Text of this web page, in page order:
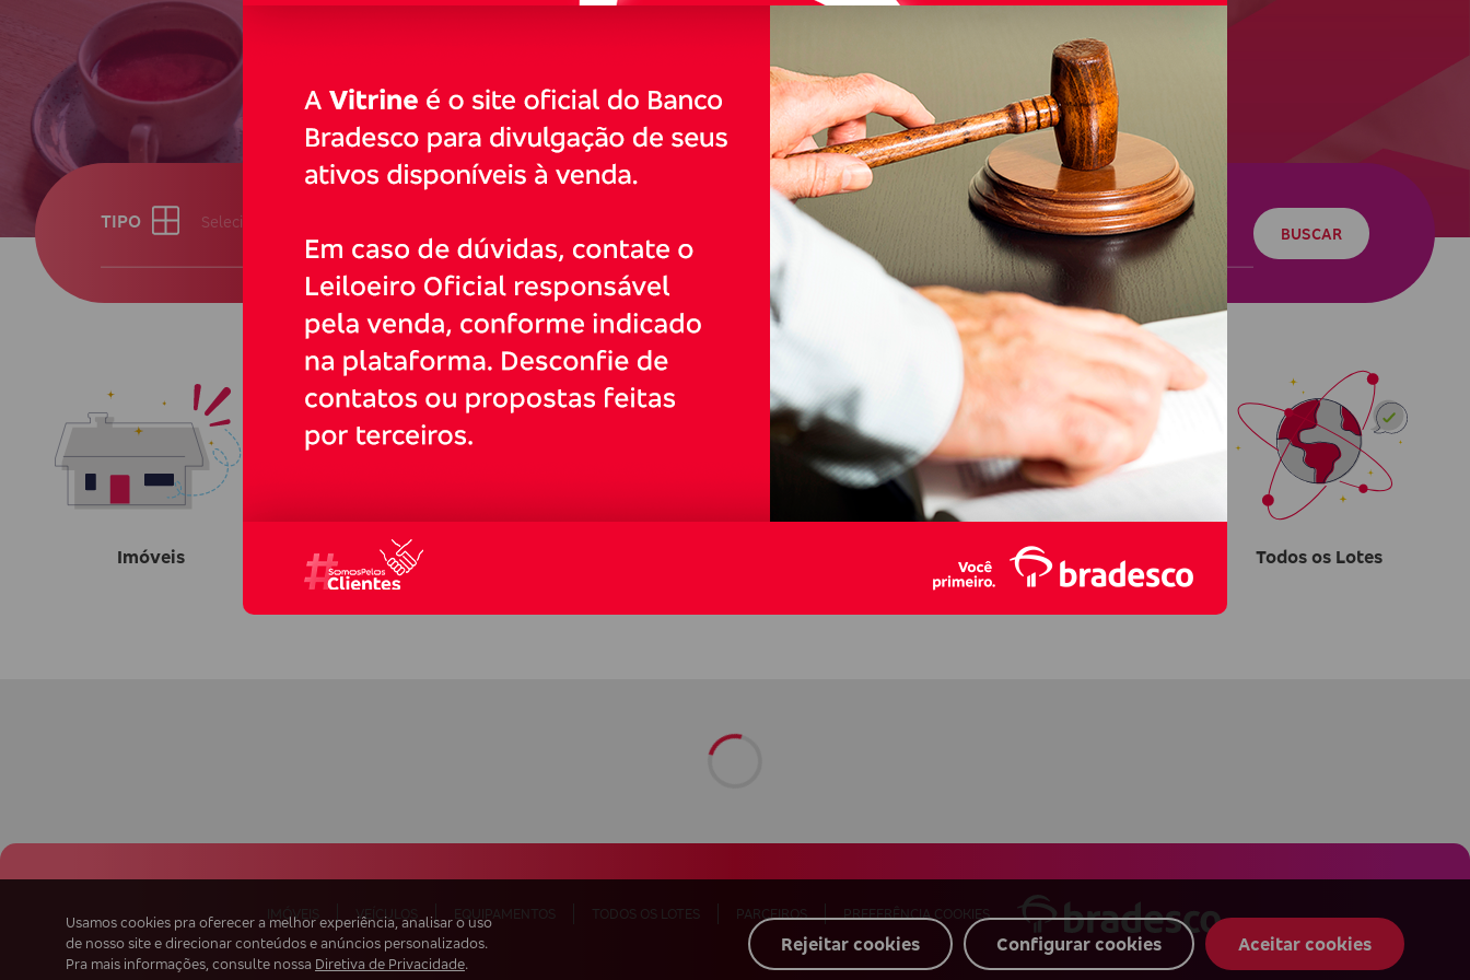
TIPO Selecione o tipo
BUSCAR
Imóveis Equipamentos Todos os Lotes
IMÓVEIS VEÍCULOS EQUIPAMENTOS TODOS OS LOTES PARCEIROS PREFERÊNCIA COOKIES
Usamos cookies pra oferecer a melhor experiência, analisar o uso
de nosso site e direcionar conteúdos e anúncios personalizados.
Pra mais informações, consulte nossa Diretiva de Privacidade.
Rejeitar cookies Configurar cookies Aceitar cookies